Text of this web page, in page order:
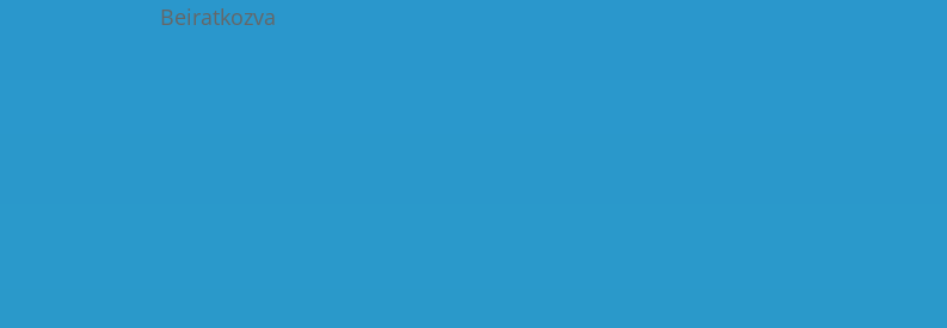
Beiratkozva